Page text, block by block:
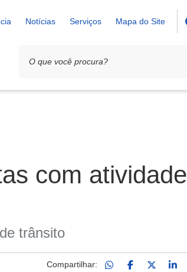
Notícias Serviços Mapa do Site
com atividade
trânsito
Compartilhar: